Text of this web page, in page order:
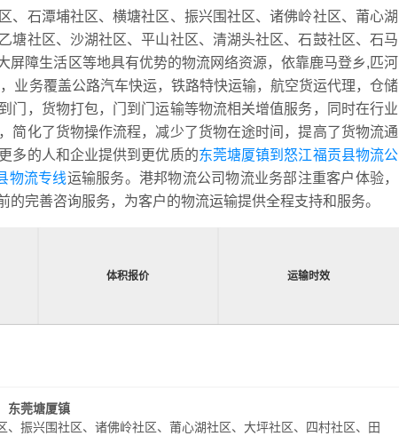
、石潭埔社区、横塘社区、振兴围社区、诸佛岭社区、莆心湖
塘社区、沙湖社区、平山社区、清湖头社区、石鼓社区、石马
障生活区等地具有优势的物流网络资源，依靠鹿马登乡,匹河
业务覆盖公路汽车快运，铁路特快运输，航空货运代理，仓储
门，货物打包，门到门运输等物流相关增值服务，同时在行业
简化了货物操作流程，减少了货物在途时间，提高了货物流通
多的人和企业提供到更优质的东莞塘厦镇到怒江福贡县物流公
物流专线运输服务。港邦物流公司物流业务部注重客户体验，
完善咨询服务，为客户的物流运输提供全程支持和服务。
体积报价 运输时效
东莞塘厦镇
振兴围社区、诸佛岭社区、莆心湖社区、大坪社区、四村社区、田